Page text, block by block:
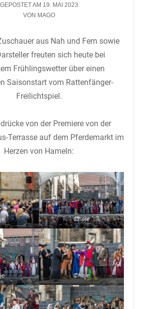
GEPOSTET AM GEPOSTET
AM
19. MAI 2023
VON MAGO
aus Nah und Fern sowie
freuten sich heute bei
Frühlingswetter über einen
Saisonstart vom Rattenfänger-
Freilichtspiel.
von der Premiere von der
Terrasse auf dem Pferdemarkt im
Herzen von Hameln:
©haje
©haje